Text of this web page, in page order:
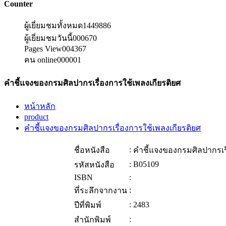
Counter
ผู้เยี่ยมชมทั้งหมด1449886
ผู้เยี่ยมชมวันนี้000670
Pages View004367
คน online000001
คำชี้แจงของกรมศิลปากรเรื่องการใช้เพลงเกียรติยศ
หน้าหลัก
product
คำชี้แจงของกรมศิลปากรเรื่องการใช้เพลงเกียรติยศ
ชื่อหนังสือ : คำชี้แจงของกรมศิลปากรเ
รหัสหนังสือ
: B05109
ISBN
:
ที่ระลึกจากงาน :
ปีที่พิมพ์
: 2483
สำนักพิมพ์
: